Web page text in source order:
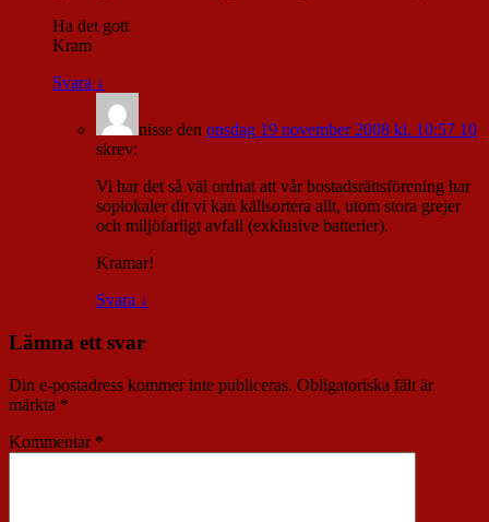
Ha det gott
Kram
Svara ↓
nisse den onsdag 19 november 2008 kl. 10:57 10
skrev:
Vi har det så väl ordnat att vår bostadsrättsförening har
soplokaler dit vi kan källsortera allt, utom stora grejer
och miljöfarligt avfall (exklusive batterier).
Kramar!
Svara ↓
Lämna ett svar
Din e-postadress kommer inte publiceras. Obligatoriska fält är
märkta *
Kommentar *